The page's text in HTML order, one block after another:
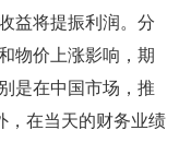
益将提振利润。分
物价上涨影响，期
是在中国市场，推
，在当天的财务业绩